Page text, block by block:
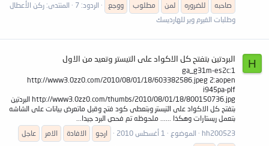
صاحبه
للضروره لمن مطلوب ووجع الردود: 7 المنتدى: ركن الأعطال
وطلبات الفيرم وير للهارديسك
H البردتين بتفتح كل الاكواد على التيستر وتعيد من الاول
1:ga_g31m-es2c
http://www3.0zz0.com/2010/08/01/18/603382586.jpeg 2:aopen
i945pa-plf
http://www3.0zz0.com/thumbs/2010/08/01/18/800150736.jpg البردتين
بتفتح كل الاكواد على التيستر وبتعطى كود فتح وقبل ماتعرض بيانات على الشاشه
بتعمل ريستارات وهكذا ...... ملحوظه تم فحص البرد جيدا...
hh200523
الموضوع 1 أغسطس 2010 ارجو الافادة الامر
عاجل